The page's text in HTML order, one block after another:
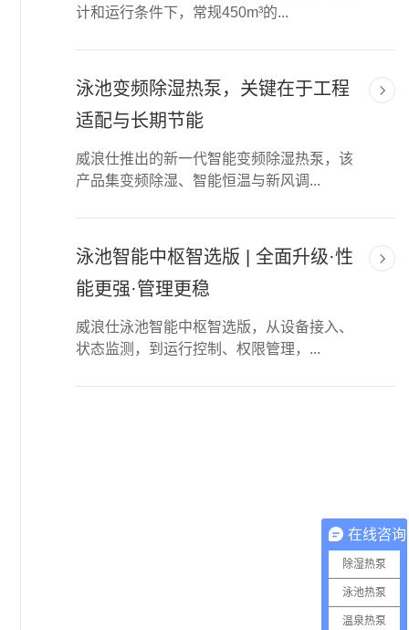
计和运行条件下，常规450m³的...
泳池变频除湿热泵，关键在于工程
适配与长期节能
威浪仕推出的新一代智能变频除湿热泵，该
产品集变频除湿、智能恒温与新风调...
泳池智能中枢智选版 | 全面升级·性
能更强·管理更稳
威浪仕泳池智能中枢智选版，从设备接入、
状态监测，到运行控制、权限管理，...
在线咨询
除湿热泵
泳池热泵
温泉热泵